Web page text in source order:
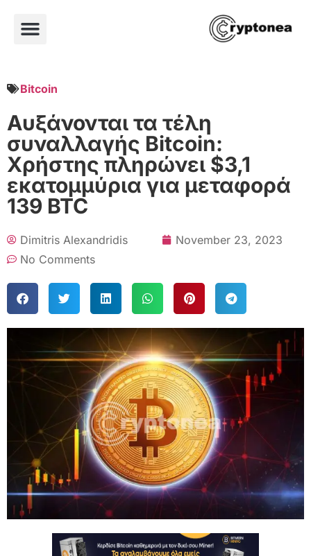
Bitcoin
Αυξάνονται τα τέλη
συναλλαγής Bitcoin:
Χρήστης πληρώνει $3,1
εκατομμύρια για μεταφορά
139 BTC
Dimitris Alexandridis
November 23, 2023
No Comments